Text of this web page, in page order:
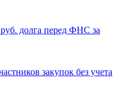
долга перед ФНС за
закупок без учета